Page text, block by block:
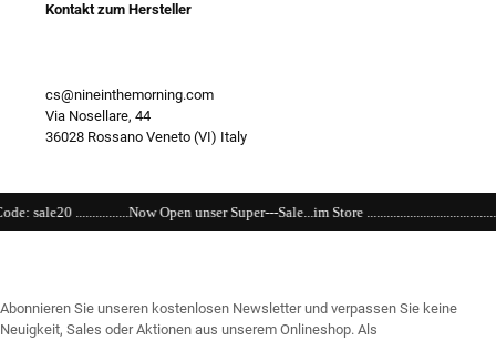
Kontakt zum Hersteller
cs@nineinthemorning.com
Via Nosellare, 44
36028 Rossano Veneto (VI) Italy
Open unser Super---Sale...im Store
Abonnieren Sie unseren kostenlosen Newsletter und verpassen Sie keine
Neuigkeit, Sales oder Aktionen aus unserem Onlineshop. Als